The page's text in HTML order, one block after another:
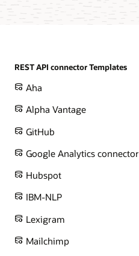
REST API connector Templates
Aha
Alpha Vantage
GitHub
Google Analytics connector
Hubspot
IBM-NLP
Lexigram
Mailchimp